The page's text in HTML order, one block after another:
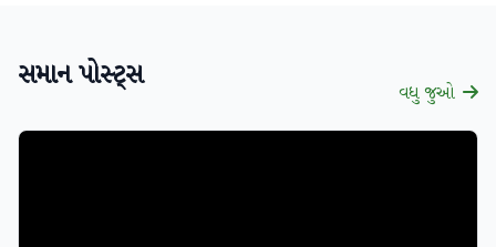
સમાન પોસ્ટ્સ વધુ જુઓ